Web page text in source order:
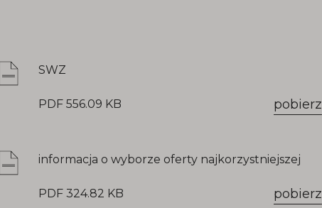
SWZ
PDF 556.09 KB pobierz
informacja o wyborze oferty najkorzystniejszej
PDF 324.82 KB pobierz